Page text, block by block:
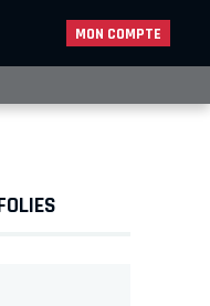
MON COMPTE